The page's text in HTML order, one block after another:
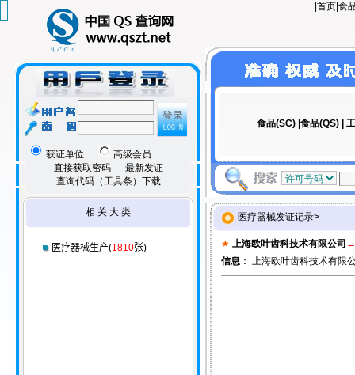
获证单位
高级会员
直接获取密码
最新发证
查询代码（工具条）下载
首页 食
食品(SC)| 食品(QS)|
相 关 大 类
医疗器械生产(1810张)
医疗器械发证记录>
★ 上海欧叶齿科技术有限公司 ←
信息： 上海欧叶齿科技术有限